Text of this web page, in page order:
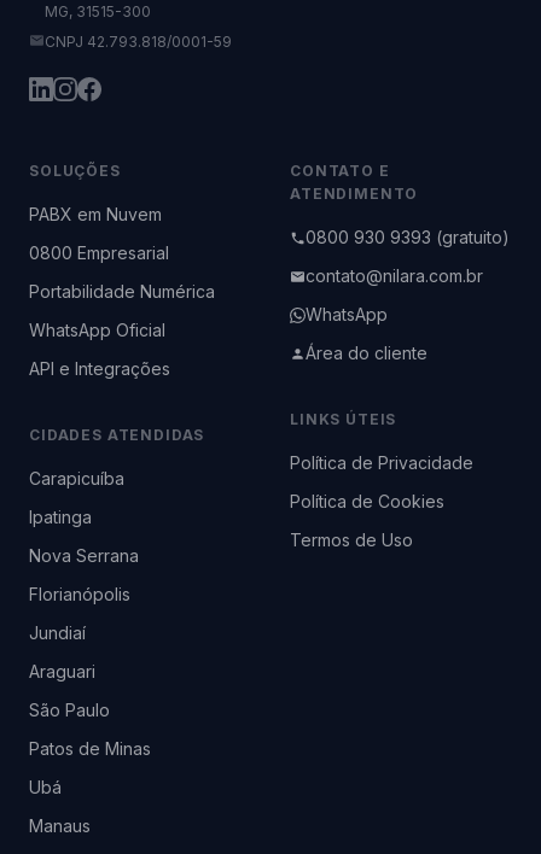
MG, 31515-300
CNPJ 42.793.818/0001-59
SOLUÇÕES
PABX em Nuvem
0800 Empresarial
Portabilidade Numérica
WhatsApp Oficial
API e Integrações
CIDADES ATENDIDAS
Carapicuíba
Ipatinga
Nova Serrana
Florianópolis
Jundiaí
Araguari
São Paulo
Patos de Minas
Ubá
Manaus
CONTATO E
ATENDIMENTO
0800 930 9393 (gratuito)
contato@nilara.com.br
WhatsApp
Área do cliente
LINKS ÚTEIS
Política de Privacidade
Política de Cookies
Termos de Uso